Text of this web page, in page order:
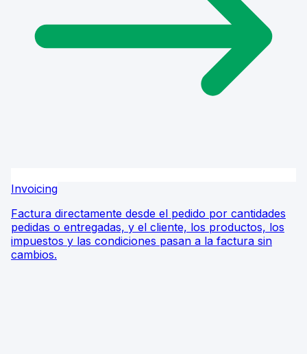
Invoicing
Factura directamente desde el pedido por cantidades
pedidas o entregadas, y el cliente, los productos, los
impuestos y las condiciones pasan a la factura sin
cambios.